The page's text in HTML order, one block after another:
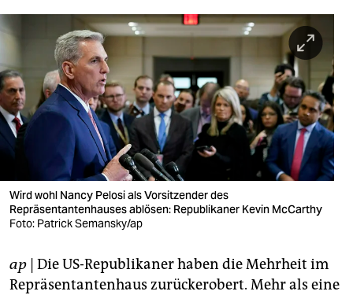
sport
berlin
nord
wahrheit
verlag
verlag
veranstaltungen
fragen & hilfe
Wird wohl Nancy Pelosi als Vorsitzender des
Repräsentantenhauses ablösen: Republikaner Kevin McCarthy
Foto: Patrick Semansky/ap
ap | Die US-Republikaner haben die Mehrheit im
Repräsentantenhaus zurückerobert. Mehr als eine